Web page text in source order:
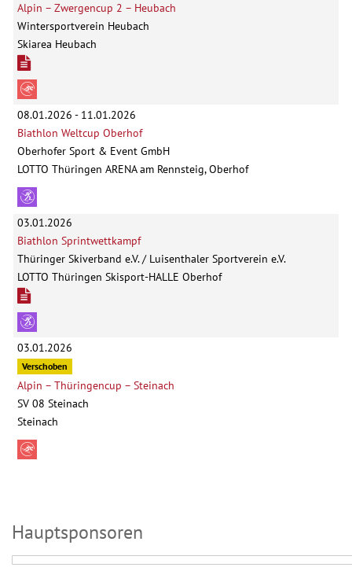
Alpin – Zwergencup 2 – Heubach
Wintersportverein Heubach
Skiarea Heubach
08.01.2026 - 11.01.2026
Biathlon Weltcup Oberhof
Oberhofer Sport & Event GmbH
LOTTO Thüringen ARENA am Rennsteig, Oberhof
03.01.2026
Biathlon Sprintwettkampf
Thüringer Skiverband e.V. / Luisenthaler Sportverein e.V.
LOTTO Thüringen Skisport-HALLE Oberhof
03.01.2026
Verschoben
Alpin – Thüringencup – Steinach
SV 08 Steinach
Steinach
Hauptsponsoren